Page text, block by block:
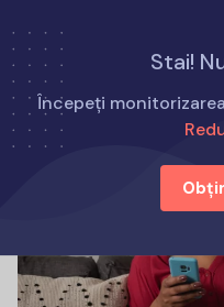
Stai!
Începeți